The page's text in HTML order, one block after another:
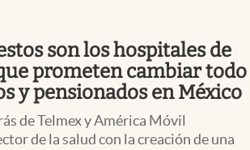
son los hospitales de
prometen cambiar todo
y pensionados en México
de Telmex y América Móvil
de la salud con la creación de una